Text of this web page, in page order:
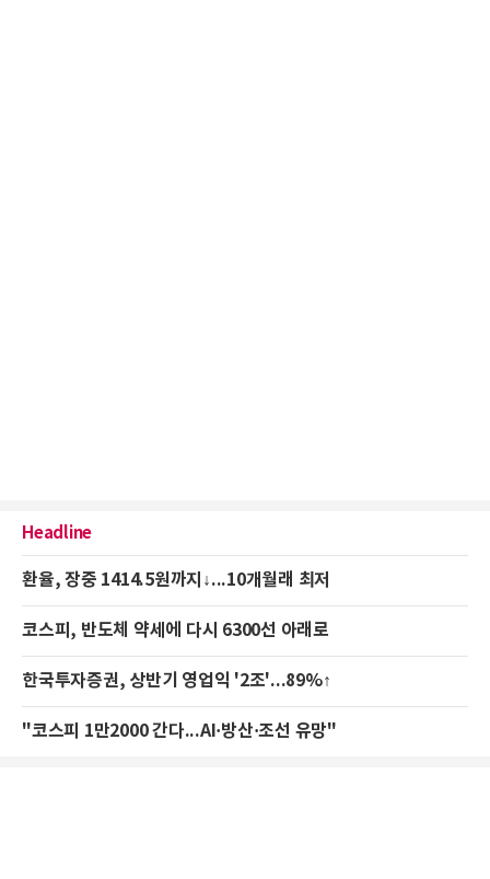
Headline
환율, 장중 1414.5원까지↓...10개월래 최저
코스피, 반도체 약세에 다시 6300선 아래로
한국투자증권, 상반기 영업익 '2조'...89%↑
"코스피 1만2000 간다...AI·방산·조선 유망"